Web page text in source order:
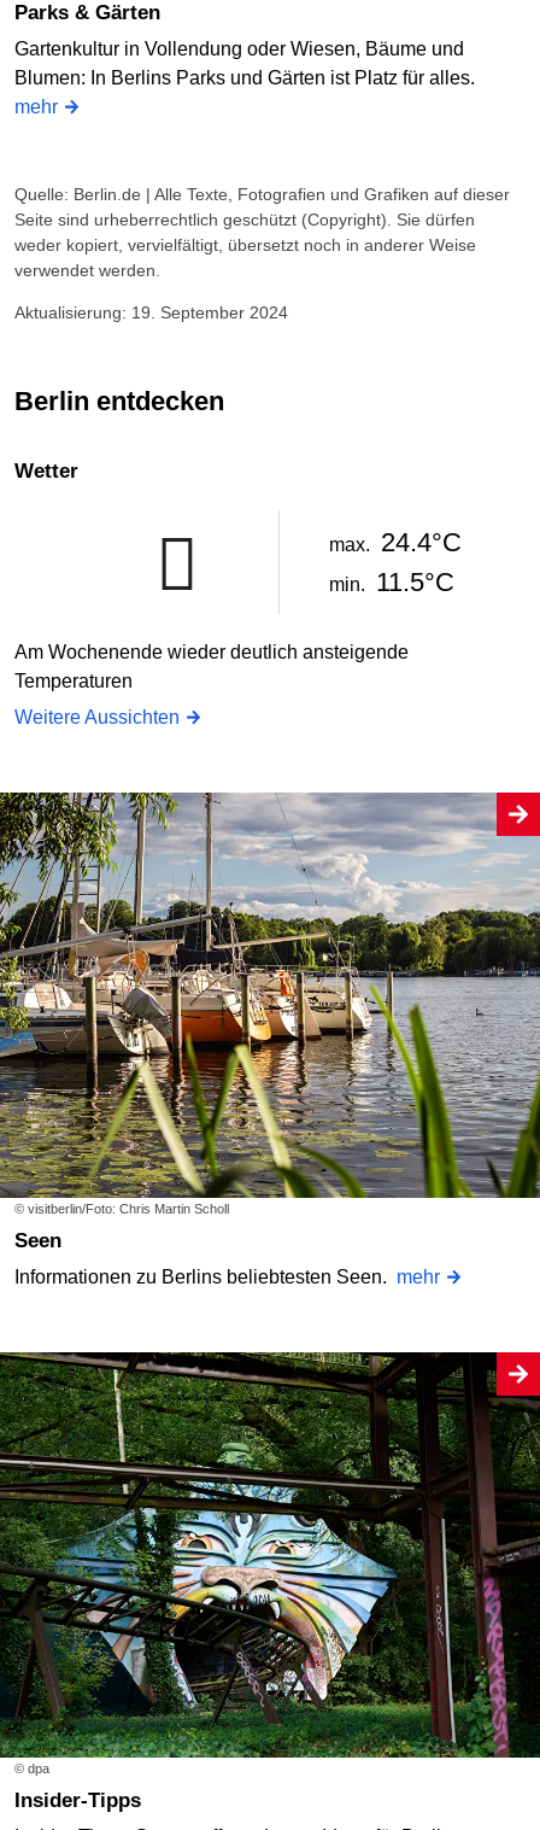
Parks & Gärten
Gartenkultur in Vollendung oder Wiesen, Bäume und
Blumen: In Berlins Parks und Gärten ist Platz für alles.
mehr
Quelle: Berlin.de | Alle Texte, Fotografien und Grafiken auf dieser
Seite sind urheberrechtlich geschützt (Copyright). Sie dürfen
weder kopiert, vervielfältigt, übersetzt noch in anderer Weise
verwendet werden.
Aktualisierung: 19. September 2024
Berlin entdecken
Wetter
max. 24.4°C
min. 11.5°C
Am Wochenende wieder deutlich ansteigende
Temperaturen
Weitere Aussichten
© visitberlin/Foto: Chris Martin Scholl
Seen
Informationen zu Berlins beliebtesten Seen. mehr
© dpa
Insider-Tipps